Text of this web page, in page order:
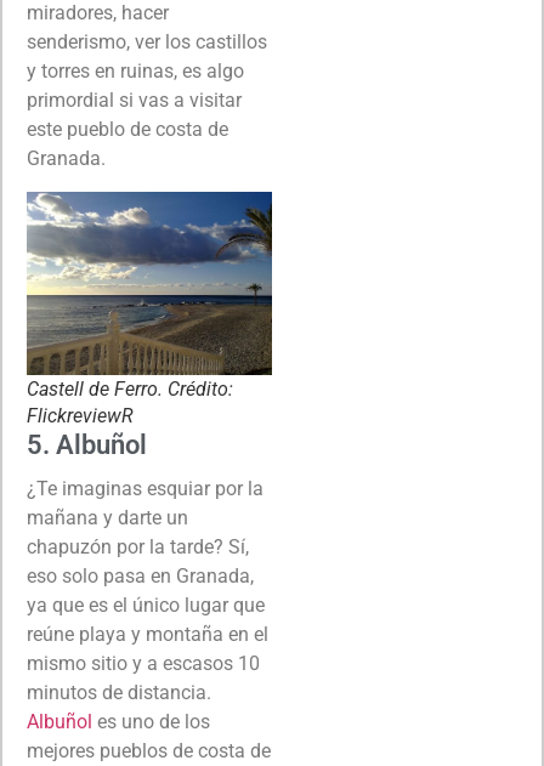
miradores, hacer
senderismo, ver los castillos
y torres en ruinas, es algo
primordial si vas a visitar
este pueblo de costa de
Granada.
Castell de Ferro. Crédito:
FlickreviewR
5. Albuñol
¿Te imaginas esquiar por la
mañana y darte un
chapuzón por la tarde? Sí,
eso solo pasa en Granada,
ya que es el único lugar que
reúne playa y montaña en el
mismo sitio y a escasos 10
minutos de distancia.
Albuñol es uno de los
mejores pueblos de costa de